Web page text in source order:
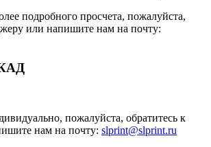
подробного просчета, пожалуйста,
или напишите нам на почту:
пожалуйста, обратитесь к
нам на почту: slprint@slprint.ru